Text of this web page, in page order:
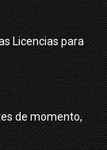
Licencias para
de momento,